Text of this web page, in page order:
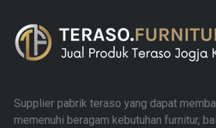
Supplier pabrik teraso yang dapat
memenuhi beragam kebutuhan furnitur,